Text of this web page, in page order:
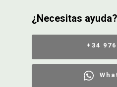
¿Necesitas ayuda?
+34